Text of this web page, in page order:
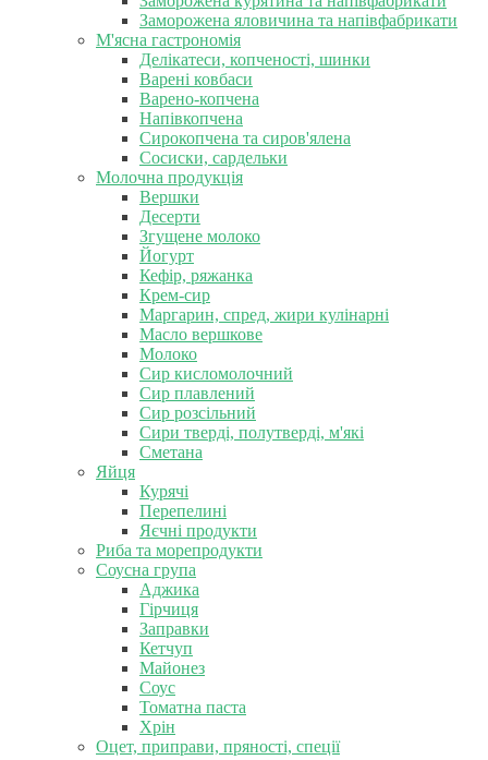
Заморожена яловичина та напівфабрикати
М'ясна гастрономія
Делікатеси, копченості, шинки
Варені ковбаси
Варено-копчена
Напівкопчена
Сирокопчена та сиров'ялена
Сосиски, сардельки
Молочна продукція
Вершки
Десерти
Згущене молоко
Йогурт
Кефір, ряжанка
Крем-сир
Маргарин, спред, жири кулінарні
Масло вершкове
Молоко
Сир кисломолочний
Сир плавлений
Сир розсільний
Сири тверді, полутверді, м'які
Сметана
Яйця
Курячі
Перепелині
Яєчні продукти
Риба та морепродукти
Соусна група
Аджика
Гірчиця
Заправки
Кетчуп
Майонез
Соус
Томатна паста
Хрін
Оцет, приправи, пряності, спеції